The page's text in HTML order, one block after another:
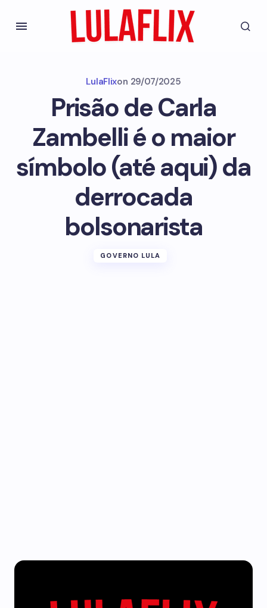
LulaFlixon 29/07/2025
Prisão de Carla
Zambelli é o maior
símbolo (até aqui) da
derrocada
bolsonarista
GOVERNO LULA